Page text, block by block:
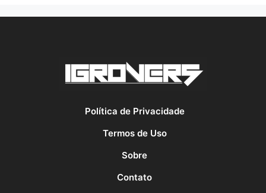
Política de Privacidade
Termos de Uso
Sobre
Contato